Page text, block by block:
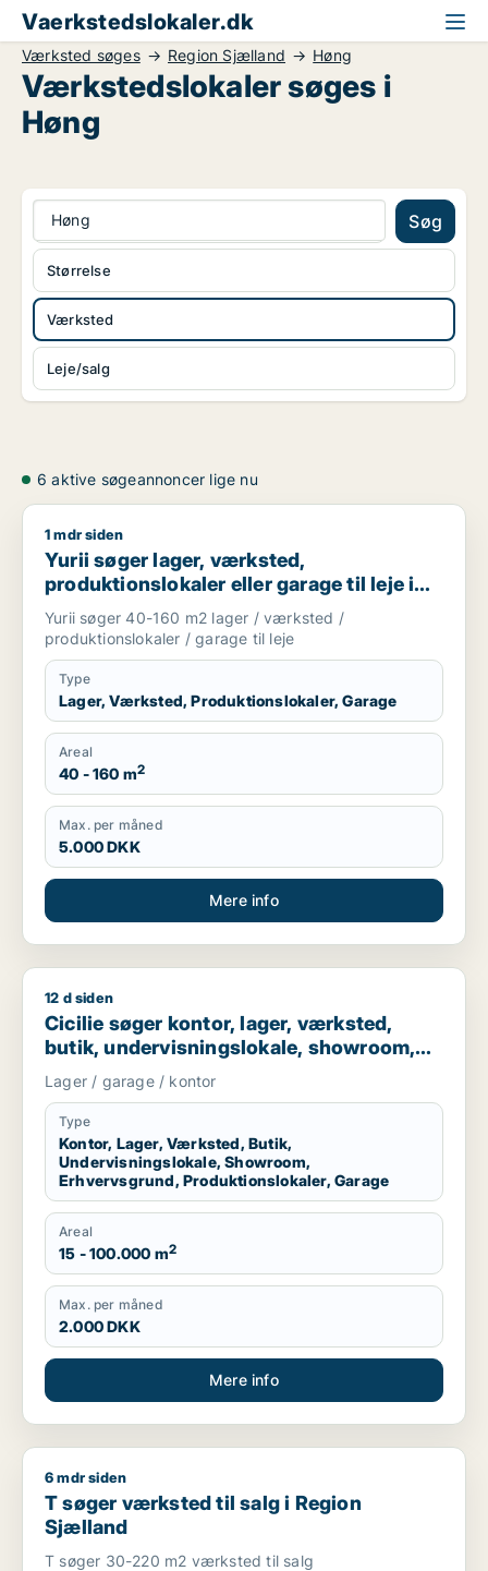
Vaerkstedslokaler.dk
Værksted søges Region Sjælland Høng
Værkstedslokaler søges i
Høng
Høng Søg
Værksted
Leje/salg
Størrelse
6 aktive søgeannoncer lige nu
Yurii søger lager, værksted, produktionslokaler eller garage
1 mdr siden
Yurii søger lager, værksted,
produktionslokaler eller garage til leje i
Region Sjælland
Yurii søger 40-160 m2 lager / værksted /
produktionslokaler / garage til leje
Type
Lager, Værksted, Produktionslokaler, Garage
Areal
40 - 160 m2
Max. per måned
5.000 DKK
Mere info
Cicilie søger kontor, lager, værksted, butik,
12 d siden
Cicilie søger kontor, lager, værksted,
butik, undervisningslokale, showroom,
erhvervsgrund, produktionslokaler eller
garage til leje i Region Sjælland eller
Nordsjælland
Lager / garage / kontor
Type
Kontor, Lager, Værksted, Butik,
Undervisningslokale, Showroom,
Erhvervsgrund, Produktionslokaler, Garage
Areal
15 - 100.000 m2
Max. per måned
2.000 DKK
Mere info
T søger værksted til salg i Region Sjælland
6 mdr siden
T søger værksted til salg i Region
Sjælland
T søger 30-220 m2 værksted til salg